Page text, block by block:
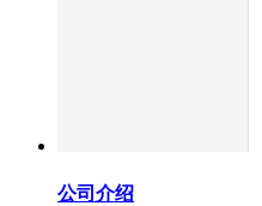
公司介绍